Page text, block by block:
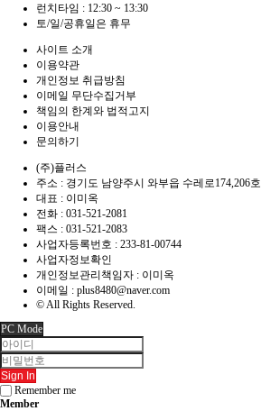
런치타임 : 12:30 ~ 13:30
토/일/공휴일은 휴무
사이트 소개
이용약관
개인정보 취급방침
이메일 무단수집거부
책임의 한계와 법적고지
이용안내
문의하기
(주)플러스
주소 : 경기도 남양주시 와부읍 수레로174,206호
대표 : 이미옥
전화 : 031-521-2081
팩스 : 031-521-2083
사업자등록번호 : 233-81-00744
사업자정보확인
개인정보관리책임자 : 이미옥
이메일 : plus8480@naver.com
© All Rights Reserved.
PC Mode
Sign In
Remember me
Member